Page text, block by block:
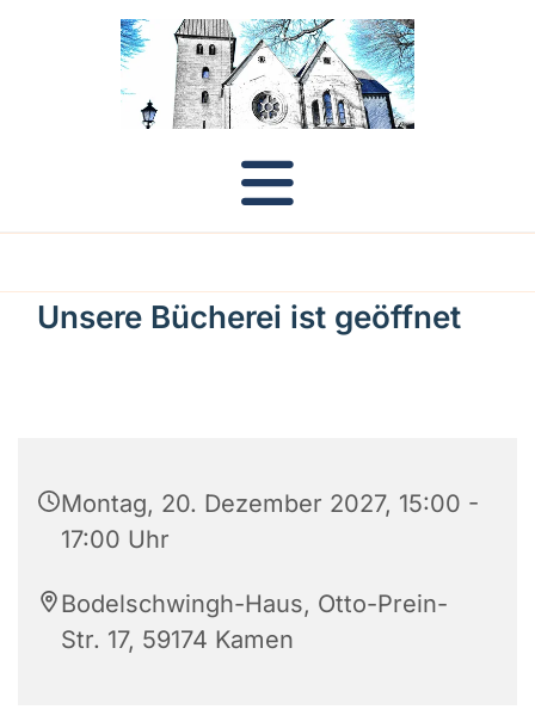
Unsere Bücherei ist geöffnet
Montag, 20. Dezember 2027, 15:00 -
17:00 Uhr
Bodelschwingh-Haus, Otto-Prein-
Str. 17, 59174 Kamen